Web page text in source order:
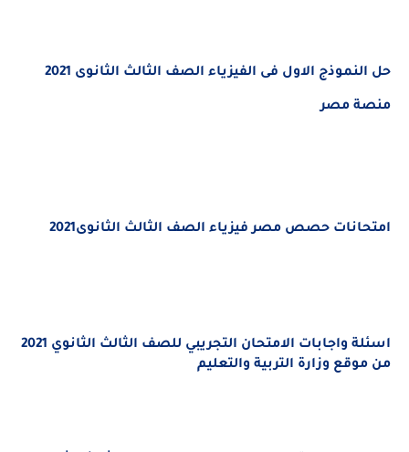
حل النموذج الاول فى الفيزياء الصف الثالث الثانوى 2021
منصة مصر
امتحانات حصص مصر فيزياء الصف الثالث الثانوى2021
اسئلة واجابات الامتحان التجريبي للصف الثالث الثانوي 2021
من موقع وزارة التربية والتعليم